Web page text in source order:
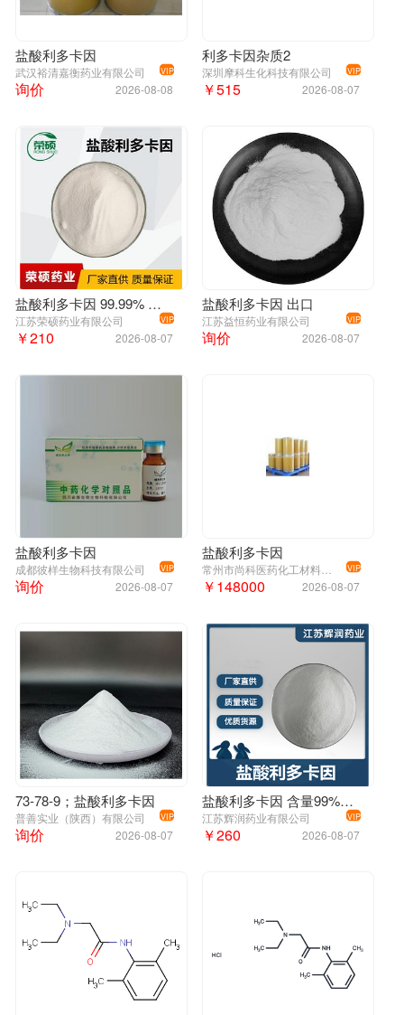
盐酸利多卡因
武汉裕清嘉衡药业有限公司 VIP
2026-08-08
询价
利多卡因杂质2
深圳摩科生化科技有限公司 VIP
2026-08-07
￥515
盐酸利多卡因 99.99% 原粉
江苏荣硕药业有限公司 VIP
2026-08-07
￥210
盐酸利多卡因 出口
江苏益恒药业有限公司 VIP
2026-08-07
询价
盐酸利多卡因
成都彼样生物科技有限公司 VIP
2026-08-07
询价
盐酸利多卡因
VIP
2026-08-07
￥148000
73-78-9；盐酸利多卡因
普善实业（陕西）有限公司 VIP
2026-08-07
询价
盐酸利多卡因 含量99%盐酸利多卡因原料原粉
江苏辉润药业有限公司 VIP
2026-08-07
￥260